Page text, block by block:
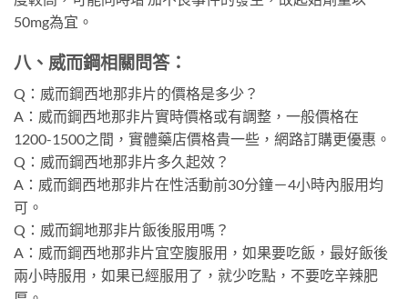
50mg為宜。
八、威而鋼相關問答：
Q：威而鋼西地那非片的價格是多少？
A：威而鋼西地那非片實時價格或有調整，一般價格在
1200-1500之間，實體藥店價格貴一些，網路訂購更優惠。
Q：威而鋼西地那非片多久起效？
A：威而鋼西地那非片在性活動前30分鐘－4小時內服用均
可。
Q：威而鋼地那非片飯後服用嗎？
A：威而鋼西地那非片宜空腹服用，如果要吃飯，最好飯後
兩小時服用，如果已經服用了，就少吃點，不要吃辛辣肥